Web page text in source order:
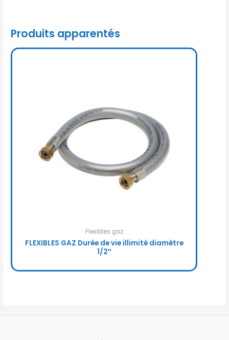
Produits apparentés
Flexibles gaz
FLEXIBLES GAZ Durée de vie illimité diamètre
1/2″